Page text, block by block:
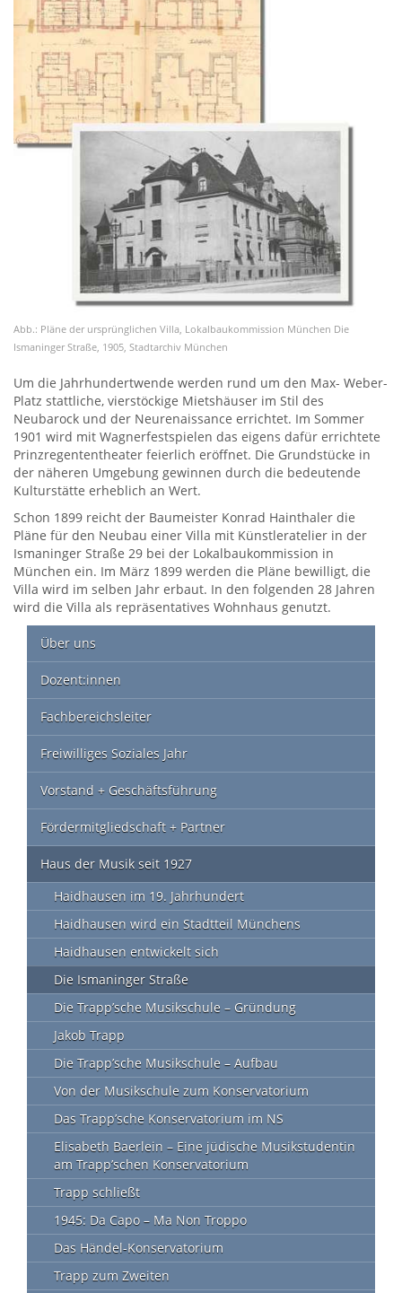
Abb.: Pläne der ursprünglichen Villa, Lokalbaukommission München Die
Ismaninger Straße, 1905, Stadtarchiv München
Um die Jahrhundertwende werden rund um den Max- Weber-
Platz stattliche, vierstöckige Mietshäuser im Stil des
Neubarock und der Neurenaissance errichtet. Im Sommer
1901 wird mit Wagnerfestspielen das eigens dafür errichtete
Prinzregententheater feierlich eröffnet. Die Grundstücke in
der näheren Umgebung gewinnen durch die bedeutende
Kulturstätte erheblich an Wert.
Schon 1899 reicht der Baumeister Konrad Hainthaler die
Pläne für den Neubau einer Villa mit Künstleratelier in der
Ismaninger Straße 29 bei der Lokalbaukommission in
München ein. Im März 1899 werden die Pläne bewilligt, die
Villa wird im selben Jahr erbaut. In den folgenden 28 Jahren
wird die Villa als repräsentatives Wohnhaus genutzt.
Über uns
Dozent:innen
Fachbereichsleiter
Freiwilliges Soziales Jahr
Vorstand + Geschäftsführung
Fördermitgliedschaft + Partner
Haus der Musik seit 1927
Haidhausen im 19. Jahrhundert
Haidhausen wird ein Stadtteil Münchens
Haidhausen entwickelt sich
Die Ismaninger Straße
Die Trapp’sche Musikschule – Gründung
Jakob Trapp
Die Trapp’sche Musikschule – Aufbau
Von der Musikschule zum Konservatorium
Das Trapp’sche Konservatorium im NS
Elisabeth Baerlein – Eine jüdische Musikstudentin
am Trapp’schen Konservatorium
Trapp schließt
1945: Da Capo – Ma Non Troppo
Das Händel-Konservatorium
Trapp zum Zweiten